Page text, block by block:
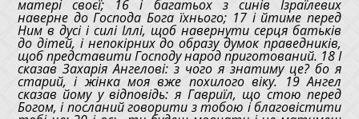
матері своєї; 16 і багатьох з синів Ізраїлевих
наверне до Господа Бога їхнього; 17 і йтиме перед
Ним в дусі і силі Іллі, щоб навернути серця батьків
до дітей, і непокірних до образу думок праведників,
щоб представити Господу народ приготований. 18 І
сказав Захарія Ангелові: з чого я знатиму це? бо я
старий, і жінка моя вже похилого віку. 19 Ангел
сказав йому у відповідь: я Гавриїл, що стою перед
Богом, і посланий говорити з тобою і благовістити